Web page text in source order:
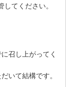
てください。
召し上がってく
いて結構です。